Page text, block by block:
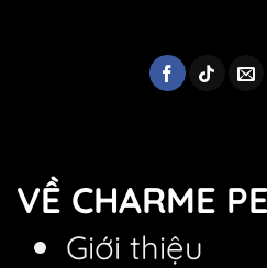
VỀ CHARME
Giới thiệu